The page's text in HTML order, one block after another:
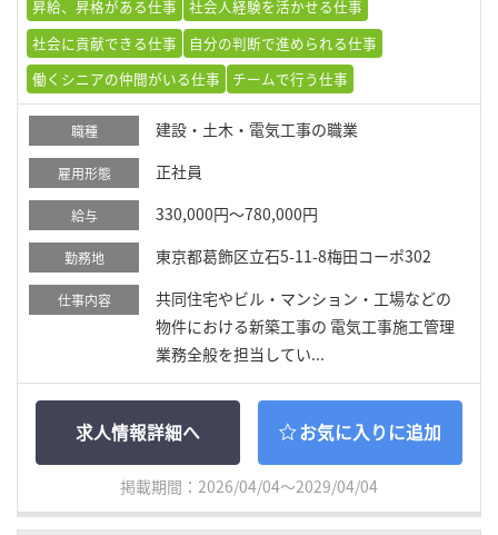
昇給、昇格がある仕事
社会人経験を活かせる仕事
社会に貢献できる仕事
自分の判断で進められる仕事
働くシニアの仲間がいる仕事
チームで行う仕事
職種 建設・土木・電気工事の職業
雇用形態 正社員
給与 330,000円～780,000円
勤務地 東京都葛飾区立石5-11-8梅田コーポ302
仕事内容
共同住宅やビル・マンション・工場などの
物件における新築工事の 電気工事施工管理
業務全般を担当してい...
求人情報詳細へ お気に入りに追加
掲載期間：2026/04/04～2029/04/04